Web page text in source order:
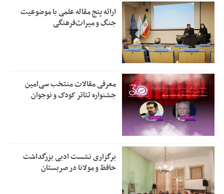
ارائه پنج مقاله علمی با موضوعیت
جنگ و میراث‌فرهنگی
معرفی مقالات منتخب سی‌امین
جشنواره تئاتر کودک و نوجوان
برگزاری نشست ادبی بزرگداشت
حافظ و مولانا در صربستان